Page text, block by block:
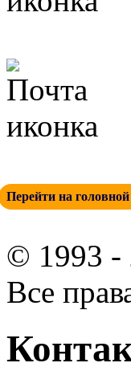
Перейти на головной
© 1993 -
Все